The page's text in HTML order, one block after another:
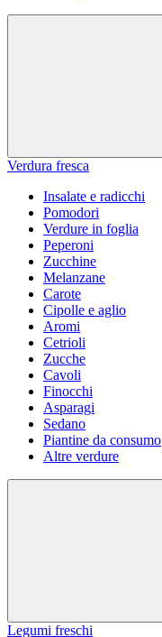
Verdura fresca
Insalate e radicchi
Pomodori
Verdure in foglia
Peperoni
Zucchine
Melanzane
Carote
Cipolle e aglio
Aromi
Cetrioli
Zucche
Cavoli
Finocchi
Asparagi
Sedano
Piantine da consumo
Altre verdure
Legumi freschi